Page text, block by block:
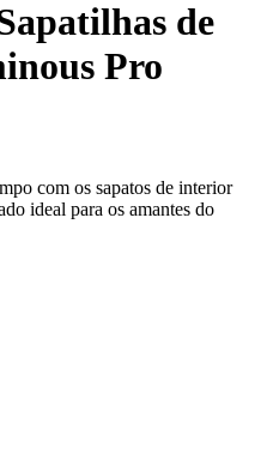
de
Pro
com os sapatos de interior
ideal para os amantes do